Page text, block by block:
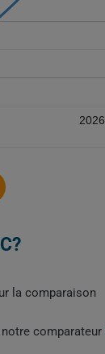
2026
la comparaison
comparateur